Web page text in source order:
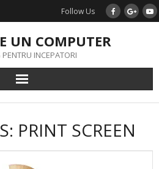
Follow Us
UN COMPUTER
INCEPATORI
PRINT SCREEN